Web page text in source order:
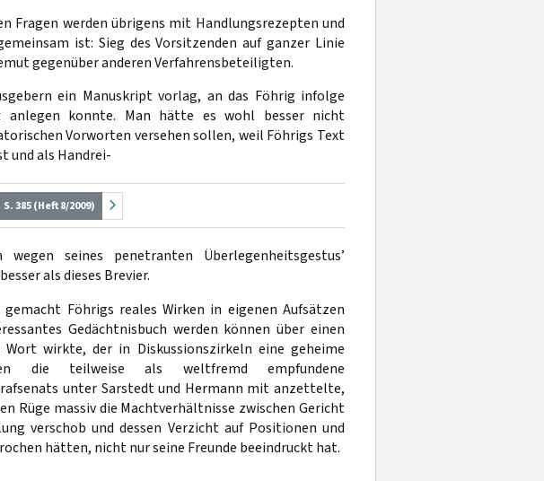
Fragen werden übrigens mit Handlungsrezepten und
ist: Sieg des Vorsitzenden auf ganzer Linie
gegenüber anderen Verfahrensbeteiligten.
ein Manuskript vorlag, an das Föhrig infolge
anlegen konnte. Man hätte es wohl besser nicht
Vorworten versehen sollen, weil Föhrigs Text
und als Handrei-
S. 385 (Heft 8/2009)
seines penetranten Überlegenheitsgestus’
als dieses Brevier.
Föhrigs reales Wirken in eigenen Aufsätzen
Gedächtnisbuch werden können über einen
wirkte, der in Diskussionszirkeln eine geheime
die teilweise als weltfremd empfundene
unter Sarstedt und Hermann mit anzettelte,
Rüge massiv die Machtverhältnisse zwischen Gericht
verschob und dessen Verzicht auf Positionen und
hätten, nicht nur seine Freunde beeindruckt hat.